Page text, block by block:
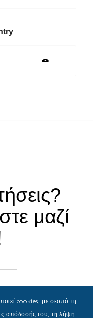
μαζί
Web Solutions
cookies, με σκοπό τη
απόδοσής του, τη λήψη